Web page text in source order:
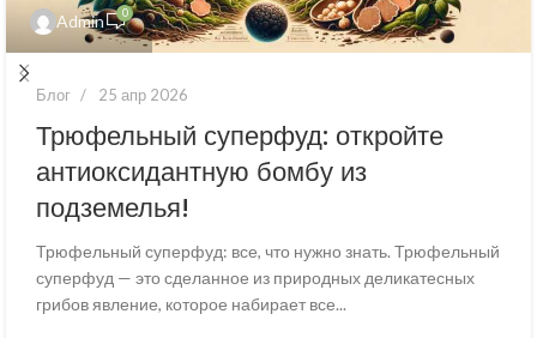
Admin 0
Блог 25 апр 2026
Трюфельный суперфуд: откройте
антиоксидантную бомбу из
подземелья!
Трюфельный суперфуд: все, что нужно знать. Трюфельный
суперфуд — это сделанное из природных деликатесных
грибов явление, которое набирает все...